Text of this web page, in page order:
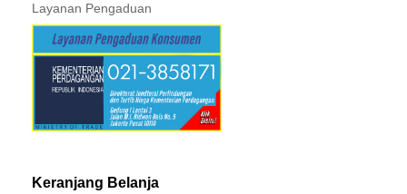
Layanan Pengaduan
Keranjang Belanja